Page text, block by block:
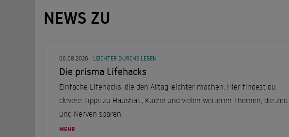
NEWS ZU
06.08.2026 LEICHTER DURCHS LEBEN
Die prisma Lifehacks
Einfache Lifehacks, die den Alltag leichter machen: Hier findest du
clevere Tipps zu Haushalt, Küche und vielen weiteren Themen, die Zeit
und Nerven sparen.
MEHR